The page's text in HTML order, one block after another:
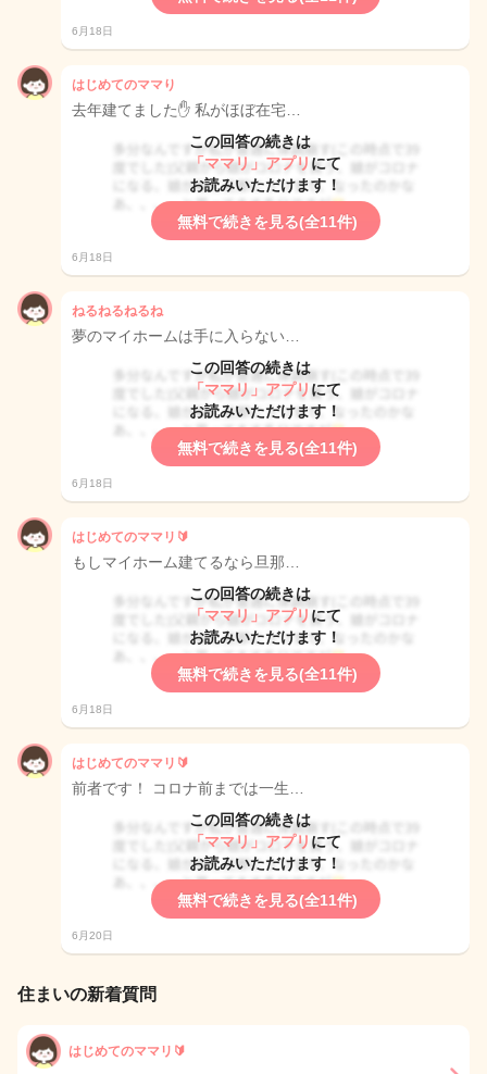
6月18日
はじめてのママり
去年建てました✋️ 私がほぼ在宅…
この回答の続きは
「ママリ」アプリ にて
お読みいただけます！
無料で続きを見る(全11件)
6月18日
ねるねるねるね
夢のマイホームは手に入らない…
この回答の続きは
「ママリ」アプリ にて
お読みいただけます！
無料で続きを見る(全11件)
6月18日
はじめてのママリ🔰
もしマイホーム建てるなら旦那…
この回答の続きは
「ママリ」アプリ にて
お読みいただけます！
無料で続きを見る(全11件)
6月18日
はじめてのママリ🔰
前者です！ コロナ前までは一生…
この回答の続きは
「ママリ」アプリ にて
お読みいただけます！
無料で続きを見る(全11件)
6月20日
住まいの新着質問
はじめてのママリ🔰